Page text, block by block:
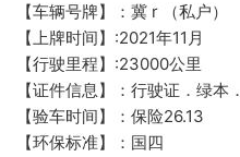
【车辆号牌】：冀 r （私户）
【上牌时间】:2021年11月
【行驶里程】:23000公里
【证件信息】：行驶证．绿本．
【验车时间】：保险26.13
【环保标准】：国四